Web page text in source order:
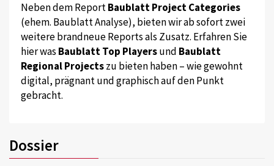
Neben dem ReportBaublatt Project Categories
(ehem. Baublatt Analyse), bieten wir ab sofort zwei
weitere brandneue Reports als Zusatz. Erfahren Sie
hier was Baublatt Top Playersund Baublatt
Regional Projectszu bieten haben – wie gewohnt
digital, prägnant und graphisch auf den Punkt
gebracht.
Dossier